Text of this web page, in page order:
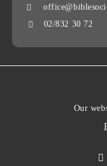
02/832 30 72
Our